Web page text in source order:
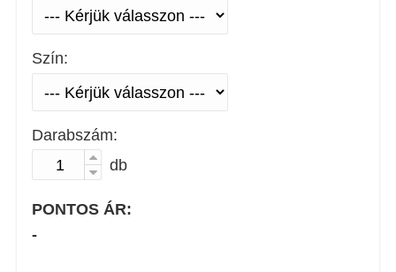
Szín:
Darabszám:
db
PONTOS ÁR:
-